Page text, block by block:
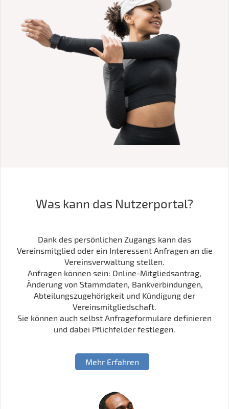
Was kann das Nutzerportal?
Dank des persönlichen Zugangs kann das
Vereinsmitglied oder ein Interessent Anfragen an die
Vereinsverwaltung stellen.
Anfragen können sein: Online-Mitgliedsantrag,
Änderung von Stammdaten, Bankverbindungen,
Abteilungszugehörigkeit und Kündigung der
Vereinsmitgliedschaft.
Sie können auch selbst Anfrageformulare definieren
und dabei Pflichfelder festlegen.
Mehr Erfahren